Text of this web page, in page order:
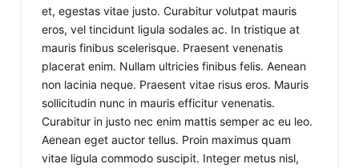
et, egestas vitae justo. Curabitur volutpat mauris
eros, vel tincidunt ligula sodales ac. In tristique at
mauris finibus scelerisque. Praesent venenatis
placerat enim. Nullam ultricies finibus felis. Aenean
non lacinia neque. Praesent vitae risus eros. Mauris
sollicitudin nunc in mauris efficitur venenatis.
Curabitur in justo nec enim mattis semper ac eu leo.
Aenean eget auctor tellus. Proin maximus quam
vitae ligula commodo suscipit. Integer metus nisl,